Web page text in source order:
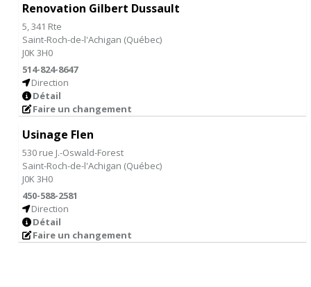
Renovation Gilbert Dussault
5, 341 Rte
Saint-Roch-de-l'Achigan (Québec)
J0K 3H0
514-824-8647
Direction
Détail
Faire un changement
Usinage Flen
530 rue J.-Oswald-Forest
Saint-Roch-de-l'Achigan (Québec)
J0K 3H0
450-588-2581
Direction
Détail
Faire un changement